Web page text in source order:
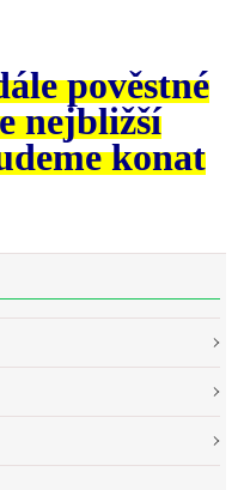
pověstné
nejbližší
konat